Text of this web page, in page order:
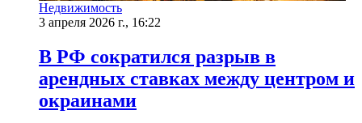
Недвижимость
3 апреля 2026 г., 16:22
В РФ сократился разрыв в
арендных ставках между центром и
окраинами